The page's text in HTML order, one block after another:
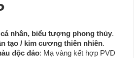
nhân, biểu tượng phong thủy.
tạo / kim cương thiên nhiên.
độc đáo: Mạ vàng kết hợp PVD